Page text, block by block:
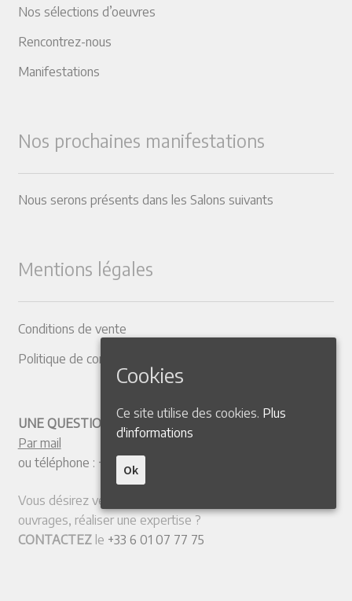
Nos sélections d’oeuvres
Rencontrez-nous
Manifestations
Nos prochaines manifestations
Nous serons présents dans les Salons suivants
Mentions légales
Conditions de vente
Politique de confidentialité
UNE QUESTION ? CONTACTEZ-NOUS
Par mail
ou téléphone : +33 4 50 38 77 20
Vous désirez vendre votre collection ou quelques
ouvrages, réaliser une expertise ?
CONTACTEZle +33 6 01 07 77 75
Cookies
Ce site utilise des cookies. Plus
d'informations
Ok